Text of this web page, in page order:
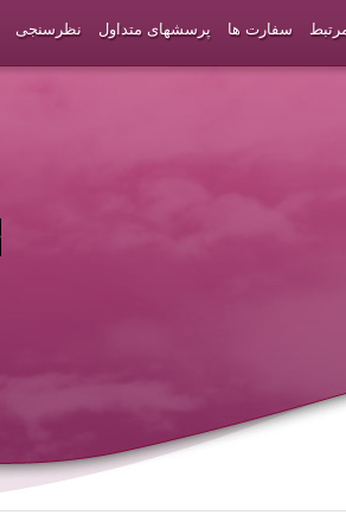
سفارت ها پرسشهای متداول نظرسنجی